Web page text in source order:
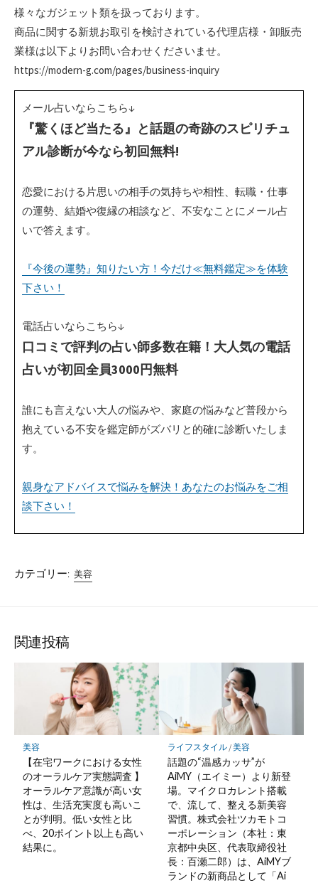
様々なガジェット類を扱っております。
商品に関する新規お取引を検討されている代理店様・卸販売
業様は以下よりお問い合わせくださいませ。
https://modern-g.com/pages/business-inquiry
メール占いならこちら↓
『驚くほど当たる』と話題の奇跡のスピリチュ
アル診断が今なら初回無料!
恋愛における片思いの相手の気持ちや相性、転職・仕事
の運勢、結婚や復縁の相談など、不安なことにメール占
いで答えます。
『今後の運勢』知りたい方！今だけ≪無料鑑定≫を体験
下さい！
電話占いならこちら↓
口コミで評判の占い師多数在籍！大人気の電話
占いが初回全員3000円無料
誰にも言えない大人の悩みや、家庭の悩みなど普段から
抱えている不安を鑑定師がズバリと的確に診断いたしま
す。
親身なアドバイスで悩みを解決！あなたのお悩みをご相
談下さい！
カテゴリー: 美容
関連投稿
美容
【在宅ワークにおける女性
のオーラルケア実態調査 】
オーラルケア意識が高い女
性は、生活充実度も高いこ
とが判明。低い女性と比
べ、20ポイント以上も高い
結果に。
ライフスタイル/美容
話題の“温感カッサ”が
AiMY（エイミー）より新登
場。マイクロカレント搭載
で、流して、整える新美容
習慣。株式会社ツカモトコ
ーポレーション（本社：東
京都中央区、代表取締役社
長：百瀬二郎）は、AiMYブ
ランドの新商品として「Ai